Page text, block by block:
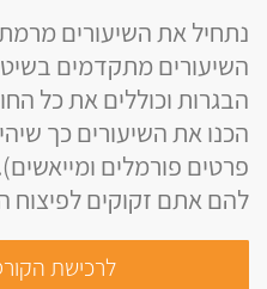
נתחיל את השיעורים
השיעורים מתקדמים
הבגרות וכוללים את כל
הכנו את השיעורים כך
פרטים פורמלים
להם אתם זקוקים לפיצוח
לרכישת הקורס